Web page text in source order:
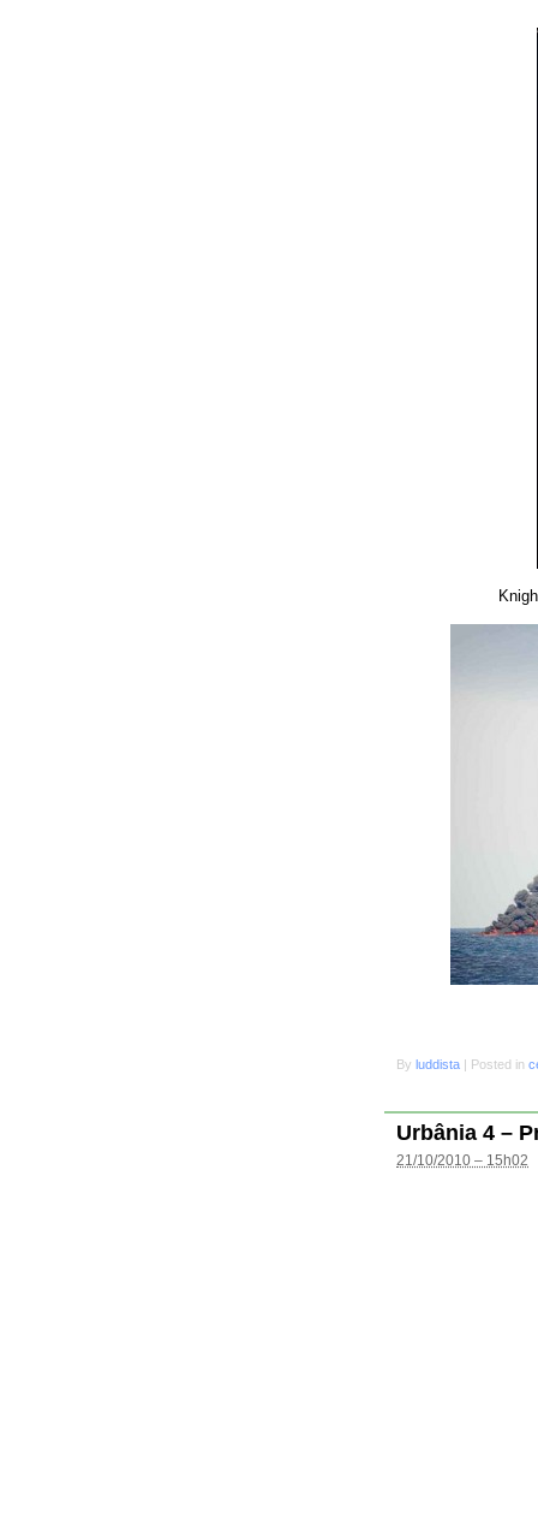
By luddista | Posted in
Urbânia 4 –
21/10/2010 – 15h02